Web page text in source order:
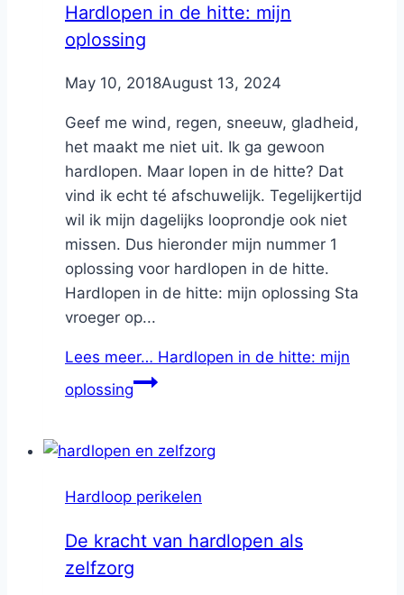
Hardlopen in de hitte: mijn
oplossing
ByNicole
May 10, 2018August 13, 2024
Geef me wind, regen, sneeuw, gladheid,
het maakt me niet uit. Ik ga gewoon
hardlopen. Maar lopen in de hitte? Dat
vind ik echt té afschuwelijk. Tegelijkertijd
wil ik mijn dagelijks looprondje ook niet
missen. Dus hieronder mijn nummer 1
oplossing voor hardlopen in de hitte.
Hardlopen in de hitte: mijn oplossing Sta
vroeger op...
Lees meer… Hardlopen in de hitte: mijn
oplossing
Hardloop perikelen
De kracht van hardlopen als
zelfzorg